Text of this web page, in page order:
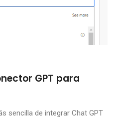
GPT para
sencilla de integrar Chat GPT